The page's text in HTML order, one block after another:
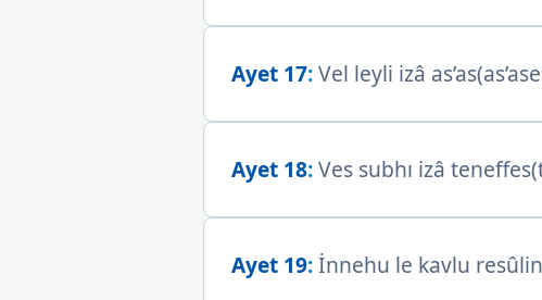
Ayet 17:Vel leyli izâ
Ayet 18:Ves subhı izâ
Ayet 19:İnnehu le kavlu